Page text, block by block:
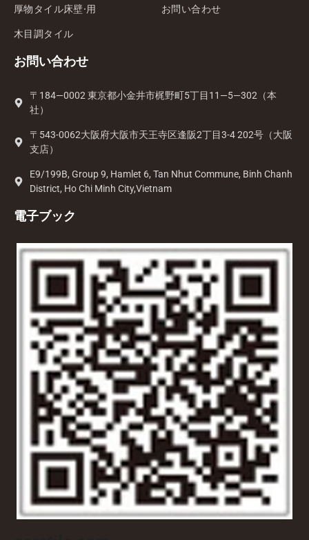
厚物タイル床壁·用
木目調タイル
お問い合わせ
お問い合わせ
〒184—0002 東京都小金井市梶野町5丁目11—5—302（本
社）
〒543-0062大阪府大阪市天王寺区逢阪2丁目3-4 202号（大阪
支店）
E9/199B, Group 9, Hamlet 6, Tan Nhut Commune, Binh Chanh
District, Ho Chi Minh City,Vietnam
電子ブック